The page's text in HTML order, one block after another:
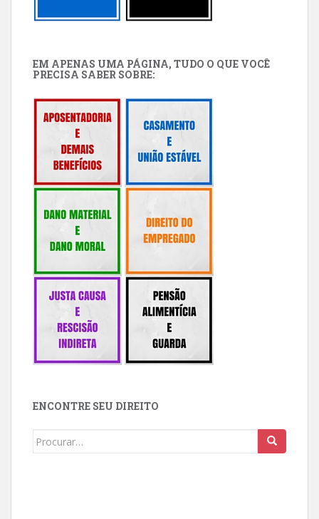
EM APENAS UMA PÁGINA, TUDO O QUE VOCÊ
PRECISA SABER SOBRE:
ENCONTRE SEU DIREITO
Buscar: